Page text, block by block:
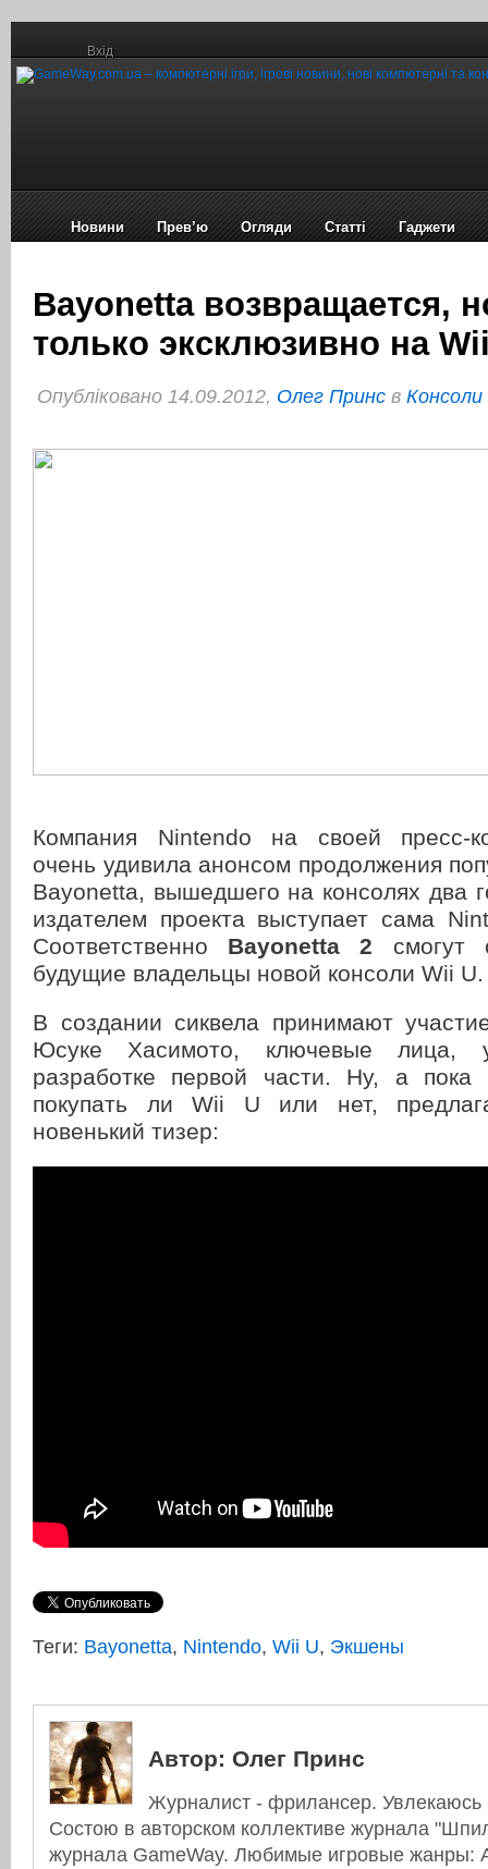
Вхід
Новини Прев’ю Огляди Статті Гаджети
Bayonetta возвращается,
только эксклюзивно на
Опубліковано 14.09.2012, Олег Принс в Консоли
Компания Nintendo на своей пресс-
очень удивила анонсом продолжения
Bayonetta, вышедшего на консолях два
издателем проекта выступает сама
Соответственно Bayonetta 2 смогут
будущие владельцы новой консоли Wii U.
В создании сиквела принимают
Юсуке Хасимото, ключевые лица,
разработке первой части. Ну, а
покупать ли Wii U или нет,
новенький тизер:
Теги: Bayonetta, Nintendo, Wii U, Экшены
Автор: Олег Принс
Журналист - фрилансер. Увлекаюсь
Состою в авторском коллективе журнала
журнала GameWay. Любимые игровые жанры: